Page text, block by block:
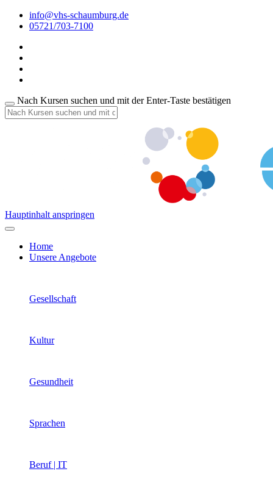
info@vhs-schaumburg.de
05721/703-7100
Nach Kursen suchen und mit der Enter-Taste bestätigen
Hauptinhalt anspringen
Home
Unsere Angebote
Gesellschaft
Kultur
Gesundheit
Sprachen
Beruf | IT